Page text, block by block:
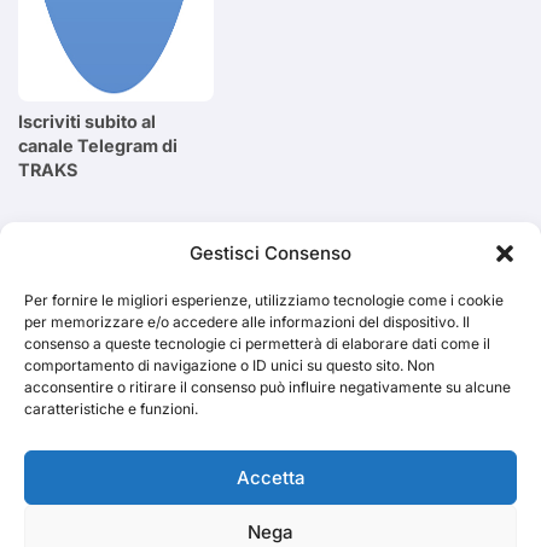
Gestisci Consenso
Per fornire le migliori esperienze, utilizziamo tecnologie come i cookie
per memorizzare e/o accedere alle informazioni del dispositivo. Il
consenso a queste tecnologie ci permetterà di elaborare dati come il
comportamento di navigazione o ID unici su questo sito. Non
acconsentire o ritirare il consenso può influire negativamente su alcune
caratteristiche e funzioni.
Accetta
Nega
Iscriviti subito al
canale Telegram di
TRAKS
Cerca
TRAKS